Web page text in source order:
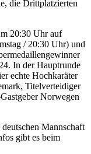
die Drittplatzierten
20:30 Uhr auf
/ 20:30 Uhr) und
In der Hauptrunde
echte Hochkaräter
Titelverteidiger
Norwegen
Mannschaft
gibt es beim